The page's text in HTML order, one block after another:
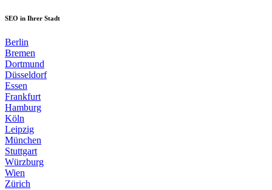
SEO in Ihrer Stadt
Berlin
Bremen
Dortmund
Düsseldorf
Essen
Frankfurt
Hamburg
Köln
Leipzig
München
Stuttgart
Würzburg
Wien
Zürich